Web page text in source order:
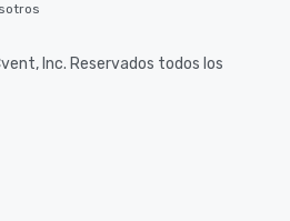
Inc. Reservados todos los